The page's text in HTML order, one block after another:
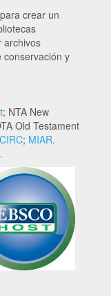
crear un
archivos
conservación y
; NTA New
Old Testament
CIRC; MIAR.
.